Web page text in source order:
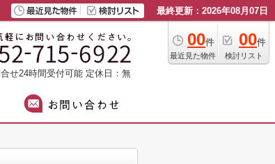
最終更新：2026年08月07日
00件
最近見た物件
00件
検討リスト
せ24時間受付可能 定休日：無